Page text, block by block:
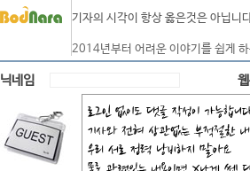
기자의 시각이 항상 옳은것은 아닙니
2014년부터 어려운 이야기를 쉽게
닉네임